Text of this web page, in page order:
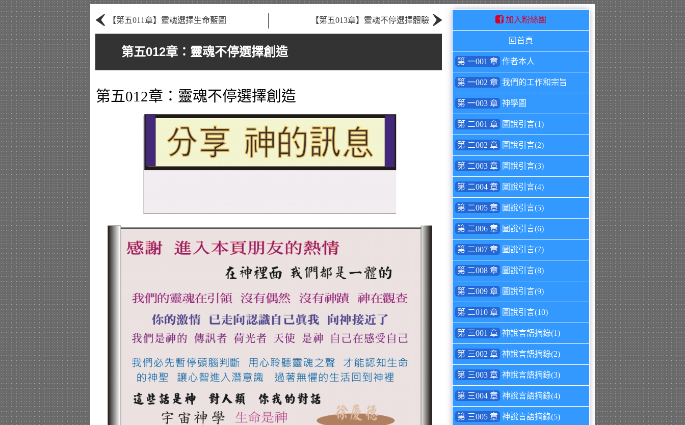
‹ 【第五011章】靈魂選擇生命藍圖 【第五013章】靈魂不停選擇體驗 ›
第五012章：靈魂不停選擇創造
第五012章：靈魂不停選擇創造
加入粉絲團
回首頁
第 一001 章 作者本人
第 一002 章 我們的工作和宗旨
第 一003 章 神學圖
第 二001 章 圖說引言(1)
第 二002 章 圖說引言(2)
第 二003 章 圖說引言(3)
第 二004 章 圖說引言(4)
第 二005 章 圖說引言(5)
第 二006 章 圖說引言(6)
第 二007 章 圖說引言(7)
第 二008 章 圖說引言(8)
第 二009 章 圖說引言(9)
第 二010 章 圖說引言(10)
第 三001 章 神說言語摘錄(1)
第 三002 章 神說言語摘錄(2)
第 三003 章 神說言語摘錄(3)
第 三004 章 神說言語摘錄(4)
第 三005 章 神說言語摘錄(5)